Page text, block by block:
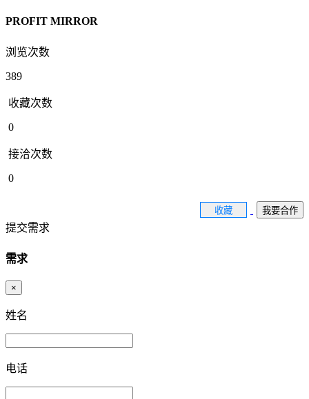
PROFIT MIRROR
浏览次数
389
收藏次数
0
接洽次数
0
收藏 我要合作
提交需求
需求
×
姓名
电话